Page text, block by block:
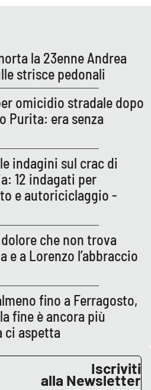
la 23enne Andrea
strisce pedonali
omicidio stradale dopo
Purita: era senza
indagini sul crac di
12 indagati per
e autoriciclaggio -
che non trova
e a Lorenzo l’abbraccio
fino a Ferragosto,
fine è ancora più
ci aspetta
Iscriviti
alla Newsletter